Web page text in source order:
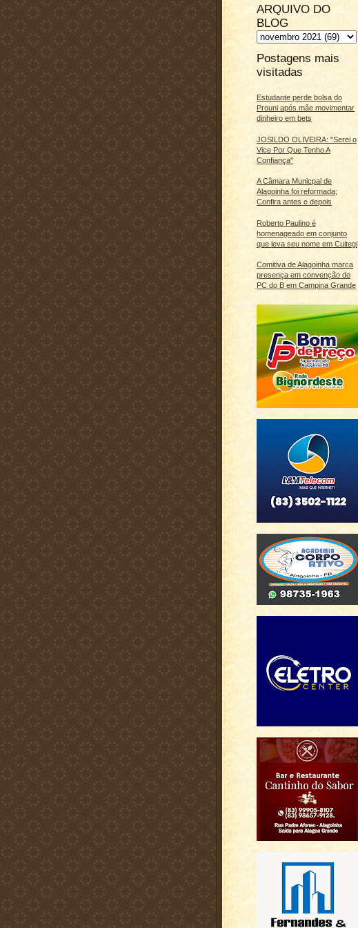
ARQUIVO DO
BLOG
Postagens mais
visitadas
Estudante perde bolsa do
Prouni após mãe movimentar
dinheiro em bets
JOSILDO OLIVEIRA: "Serei o
Vice Por Que Tenho A
Confiança"
A Câmara Municpal de
Alagoinha foi reformada;
Confira antes e depois
Roberto Paulino é
homenageado em conjunto
que leva seu nome em Cuitegi
Comitiva de Alagoinha marca
presença em convenção do
PC do B em Campina Grande